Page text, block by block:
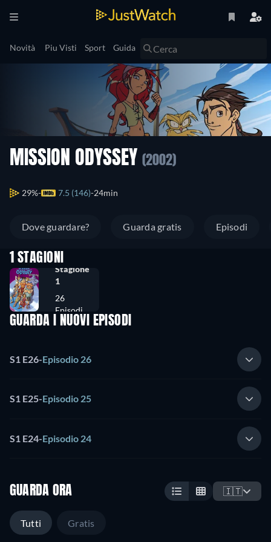
Novità Piu Visti Sport Guida
MISSION ODYSSEY (2002)
29% 7.5 (146) 24min
Dove guardare? Guarda gratis Episodi
1 STAGIONI
Stagione
1
26
Episodi
GUARDA I NUOVI EPISODI
S1 E26-Episodio 26
S1 E25-Episodio 25
S1 E24-Episodio 24
GUARDA ORA 🇮🇹
Tutti Gratis